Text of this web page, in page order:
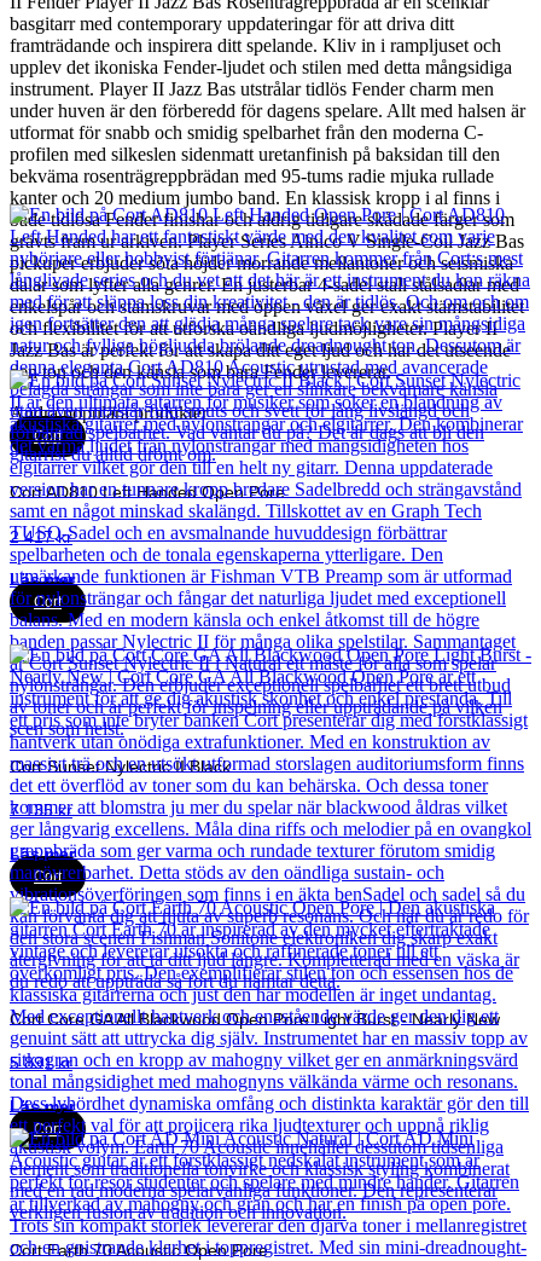
basgitarr med contemporary uppdateringar för att driva ditt
framträdande och inspirera ditt spelande. Kliv in i rampljuset och
upplev det ikoniska Fender-ljudet och stilen med detta mångsidiga
instrument. Player II Jazz Bas utstrålar tidlös Fender charm men
under huven är den förberedd för dagens spelare. Allt med halsen är
utformat för snabb och smidig spelbarhet från den moderna C-
profilen med silkeslen sidenmatt uretanfinish på baksidan till den
bekväma rosenträgreppbrädan med 95-tums radie mjuka rullade
kanter och 20 medium jumbo band. En klassisk kropp i al finns i
både tidlösa Fender finishar och aldrig tidigare skådade färger som
grävts fram ur arkiven. Player Series Alnico V Single-Coil Jazz Bas
pickuper erbjuder söta höjder morrande mellantoner och seismiska
dalar som lyfter alla genrer. En justerbar 4-sadel stall stålsadlar med
enkelspår och stämskruvar med öppen växel ger exakt stämstabilitet
och flexibilitet för att utforska oändliga ljudmöjligheter. Player II
Jazz Bas är perfekt för att skapa ditt eget ljud och har det utseende
den ton och den känsla som bara Fender levererar.
Andra populära produkter
Cort
Cort AD810 Left Handed Open Pore
2 417kr
Läs mer
Cort
Cort Sunset Nylectric II Black
7 135kr
Läs mer
Cort
Cort Core GA All Blackwood Open Pore Light Burst - Nearly New
5 891kr
Läs mer
Cort
Cort Earth 70 Acoustic Open Pore